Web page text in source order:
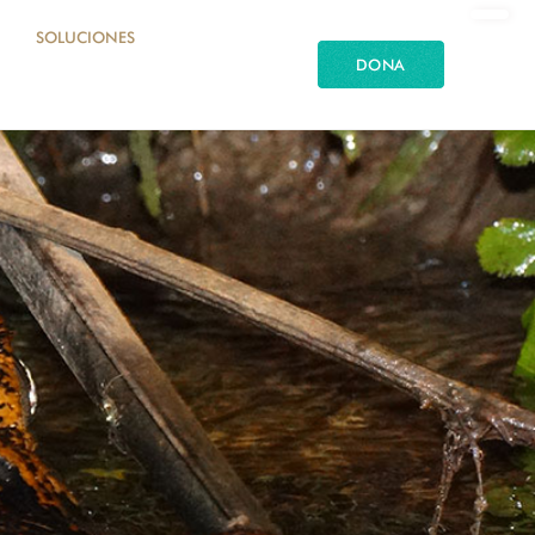
SOLUCIONES
DONA